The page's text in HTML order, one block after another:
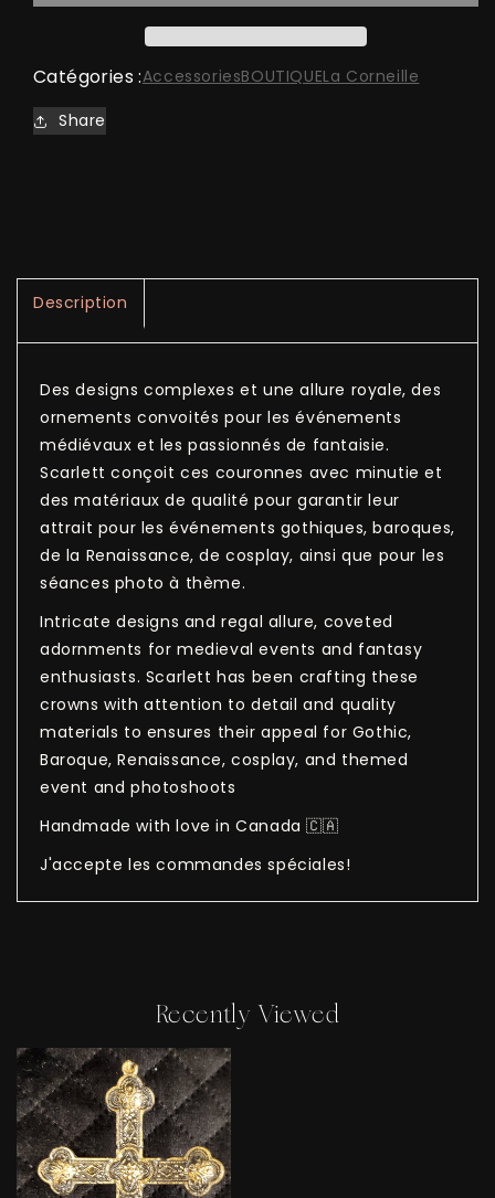
de
de
Cross
brooch
Catégories :AccessoriesBOUTIQUELa Corneille
Share
Description
Des designs complexes et une allure royale, des
ornements convoités pour les événements
médiévaux et les passionnés de fantaisie.
Scarlett conçoit ces couronnes avec minutie et
des matériaux de qualité pour garantir leur
attrait pour les événements gothiques, baroques,
de la Renaissance, de cosplay, ainsi que pour les
séances photo à thème.
Intricate designs and regal allure, coveted
adornments for medieval events and fantasy
enthusiasts. Scarlett has been crafting these
crowns with attention to detail and quality
materials to ensures their appeal for Gothic,
Baroque, Renaissance, cosplay, and themed
event and photoshoots
Handmade with love in Canada 🇨🇦
J'accepte les commandes spéciales!
Recently Viewed